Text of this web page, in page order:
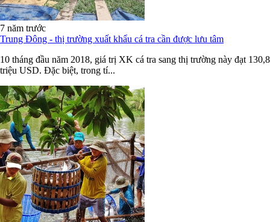
7 năm trước
Trung Đông - thị trường xuất khẩu cá tra cần được lưu tâm
10 tháng đầu năm 2018, giá trị XK cá tra sang thị trường này đạt 130,8
triệu USD. Đặc biệt, trong tí...